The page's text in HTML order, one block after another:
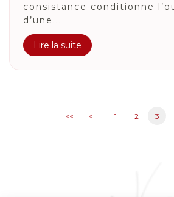
consistance conditionne
d’une...
Lire la suite
<< < 1 2 3